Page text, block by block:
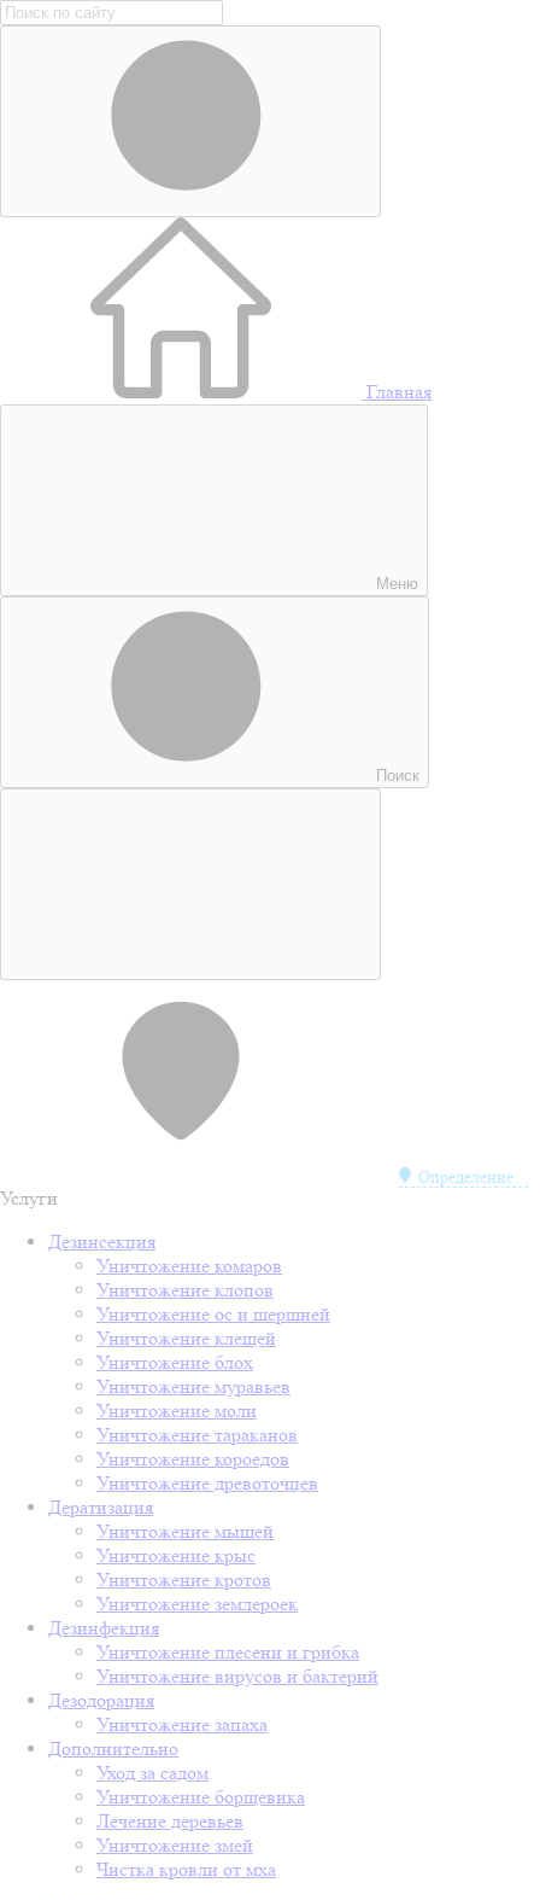
Главная
Меню
Поиск
Определение...
Услуги
Дезинсекция
Уничтожение комаров
Уничтожение клопов
Уничтожение ос и шершней
Уничтожение клещей
Уничтожение блох
Уничтожение муравьев
Уничтожение моли
Уничтожение тараканов
Уничтожение короедов
Уничтожение древоточцев
Дератизация
Уничтожение мышей
Уничтожение крыс
Уничтожение кротов
Уничтожение землероек
Дезинфекция
Уничтожение плесени и грибка
Уничтожение вирусов и бактерий
Дезодорация
Уничтожение запаха
Дополнительно
Уход за садом
Уничтожение борщевика
Лечение деревьев
Уничтожение змей
Чистка кровли от мха